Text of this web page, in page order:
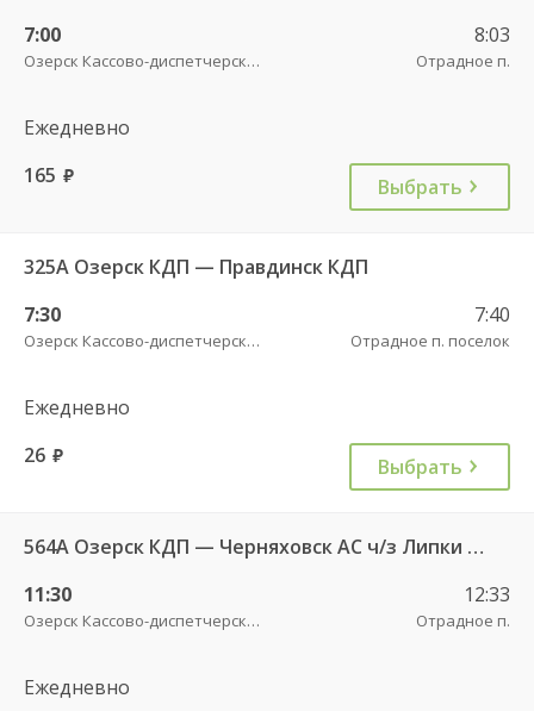
7:00
Озерск Кассово-диспетчерский пункт
8:03
Отрадное п.
Ежедневно
165 руб. Выбрать
325А Озерск КДП — Правдинск КДП
7:30
Озерск Кассово-диспетчерский пункт
7:40
Отрадное п. поселок
Ежедневно
26 руб. Выбрать
564А Озерск КДП — Черняховск АС ч/з Липки п., Свобода п.
11:30
Озерск Кассово-диспетчерский пункт
12:33
Отрадное п.
Ежедневно